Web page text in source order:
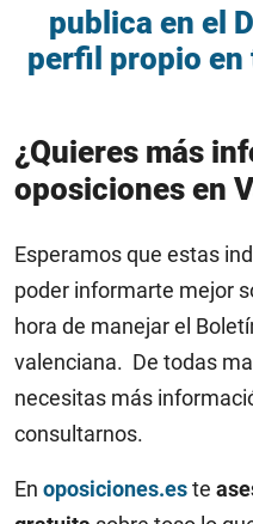
publica en el
perfil propio en
¿Quieres más
oposiciones en
Esperamos que estas
poder informarte mejor
hora de manejar el
valenciana. De todas
necesitas más
consultarnos.
En oposiciones.este